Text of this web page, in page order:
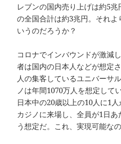
レブンの国内売り上げは約5
の全国合計は約3兆円。それよ
いうのだろうか？
コロナでインバウンドが激減
者は国内の日本人などが想定
人の集客しているユニバーサ
ノは年間1070万人を想定して
日本中の20歳以上の10人に1
カジノに来場し、全員が1日
う想定だ。これ、実現可能な